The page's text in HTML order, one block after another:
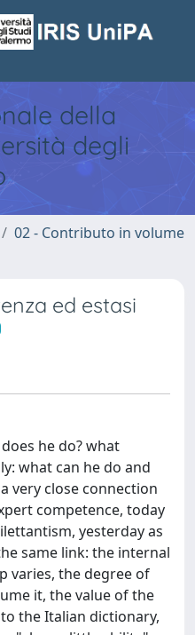
della
degli
02 - Contributo in volume
ed estasi
he do? what
what can he do and
very close connection
competence, today
yesterday as
same link: the internal
varies, the degree of
it, the value of the
the Italian dictionary,